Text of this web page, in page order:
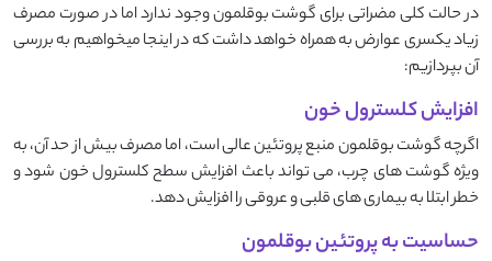
در حالت کلی مضراتی برای گوشت بوقلمون وجود ندارد اما در صورت مصرف
زیاد یکسری عوارض به همراه خواهد داشت که در اینجا میخواهیم به بررسی
آن بپردازیم:
افزایش کلسترول خون
اگرچه گوشت بوقلمون منبع پروتئین عالی است، اما مصرف بیش از حد آن، به
ویژه گوشت ‌های چرب، می‌ تواند باعث افزایش سطح کلسترول خون شود و
خطر ابتلا به بیماری ‌های قلبی و عروقی را افزایش دهد.
حساسیت به پروتئین بوقلمون